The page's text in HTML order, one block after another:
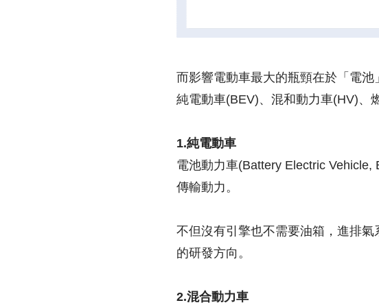
而影響電動車最大的瓶頸在於「電
純電動車(BEV)、混和動力車(HV)、
1.純電動車
電池動力車(Battery Electric
傳輸動力。
不但沒有引擎也不需要油箱，進排
的研發方向。
2.混合動力車